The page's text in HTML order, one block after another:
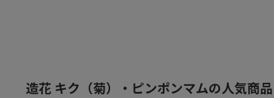
造花 キク（菊）・ピンポンマムの人気商